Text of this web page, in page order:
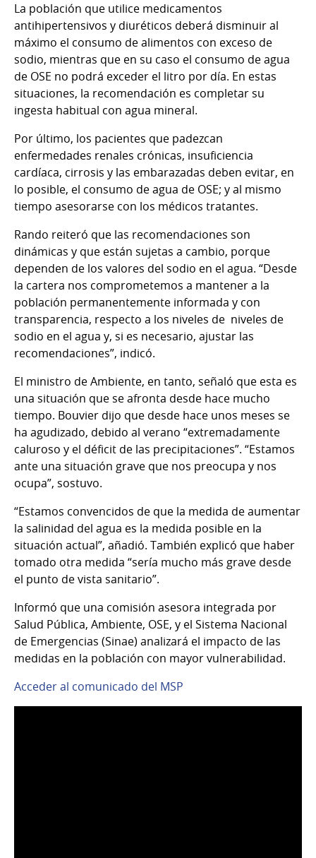
La población que utilice medicamentos
antihipertensivos y diuréticos deberá disminuir al
máximo el consumo de alimentos con exceso de
sodio, mientras que en su caso el consumo de agua
de OSE no podrá exceder el litro por día. En estas
situaciones, la recomendación es completar su
ingesta habitual con agua mineral.
Por último, los pacientes que padezcan
enfermedades renales crónicas, insuficiencia
cardíaca, cirrosis y las embarazadas deben evitar, en
lo posible, el consumo de agua de OSE; y al mismo
tiempo asesorarse con los médicos tratantes.
Rando reiteró que las recomendaciones son
dinámicas y que están sujetas a cambio, porque
dependen de los valores del sodio en el agua. “Desde
la cartera nos comprometemos a mantener a la
población permanentemente informada y con
transparencia, respecto a los niveles de niveles de
sodio en el agua y, si es necesario, ajustar las
recomendaciones”, indicó.
El ministro de Ambiente, en tanto, señaló que esta es
una situación que se afronta desde hace mucho
tiempo. Bouvier dijo que desde hace unos meses se
ha agudizado, debido al verano “extremadamente
caluroso y el déficit de las precipitaciones”. “Estamos
ante una situación grave que nos preocupa y nos
ocupa”, sostuvo.
“Estamos convencidos de que la medida de aumentar
la salinidad del agua es la medida posible en la
situación actual”, añadió. También explicó que haber
tomado otra medida “sería mucho más grave desde
el punto de vista sanitario”.
Informó que una comisión asesora integrada por
Salud Pública, Ambiente, OSE, y el Sistema Nacional
de Emergencias (Sinae) analizará el impacto de las
medidas en la población con mayor vulnerabilidad.
Acceder al comunicado del MSP